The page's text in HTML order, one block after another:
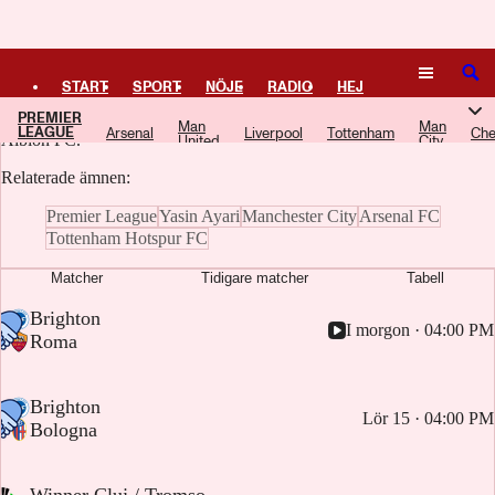
START SPORT NÖJE RADIO HEJ
PLUS TIPSA TV KULTUR LEDARE
SÖK
PREMIER
LEAGUE
Arsenal
Man
United
Liverpool Tottenham
Man
City
Brighton & Hove Albion FC
Här samlar vi artiklar, video och poddavsnitt om Brighton & Hove
Albion FC.
Relaterade ämnen:
Premier LeagueYasin AyariManchester CityArsenal FC
Tottenham Hotspur FC
Matcher Tidigare matcher Tabell
-
Brighton
-
Roma
I morgon · 04:00 PM
-
Brighton
-
Bologna
Lör 15 · 04:00 PM